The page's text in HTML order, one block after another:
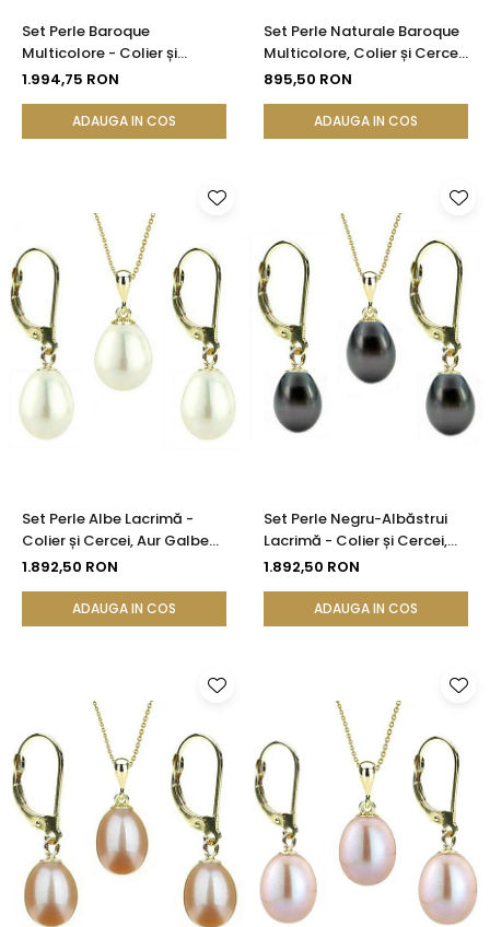
Set Perle Baroque
Multicolore - Colier și
Cercei, Aur Galben 14K |
1.994,75 RON
ADAUGA IN COS
Set Perle Naturale Baroque
Multicolore, Colier și Cercei ,
Argint 925 | KASKADDA®
895,50 RON
ADAUGA IN COS
Set Perle Albe Lacrimă -
Colier și Cercei, Aur Galben
14K, Perle Naturale 5/8 mm |
1.892,50 RON
ADAUGA IN COS
Set Perle Negru-Albăstrui
Lacrimă - Colier și Cercei,
Aur Galben 14K, Perle
KASKADDA®
1.892,50 RON
ADAUGA IN COS